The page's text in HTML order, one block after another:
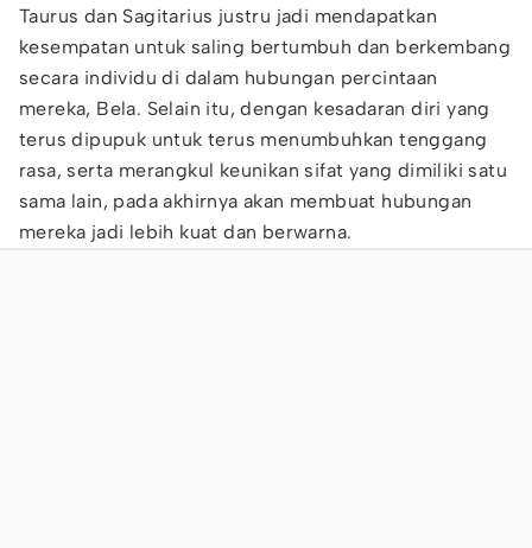
Taurus dan Sagitarius justru jadi mendapatkan
kesempatan untuk saling bertumbuh dan berkembang
secara individu di dalam hubungan percintaan
mereka, Bela. Selain itu, dengan kesadaran diri yang
terus dipupuk untuk terus menumbuhkan tenggang
rasa, serta merangkul keunikan sifat yang dimiliki satu
sama lain, pada akhirnya akan membuat hubungan
mereka jadi lebih kuat dan berwarna.